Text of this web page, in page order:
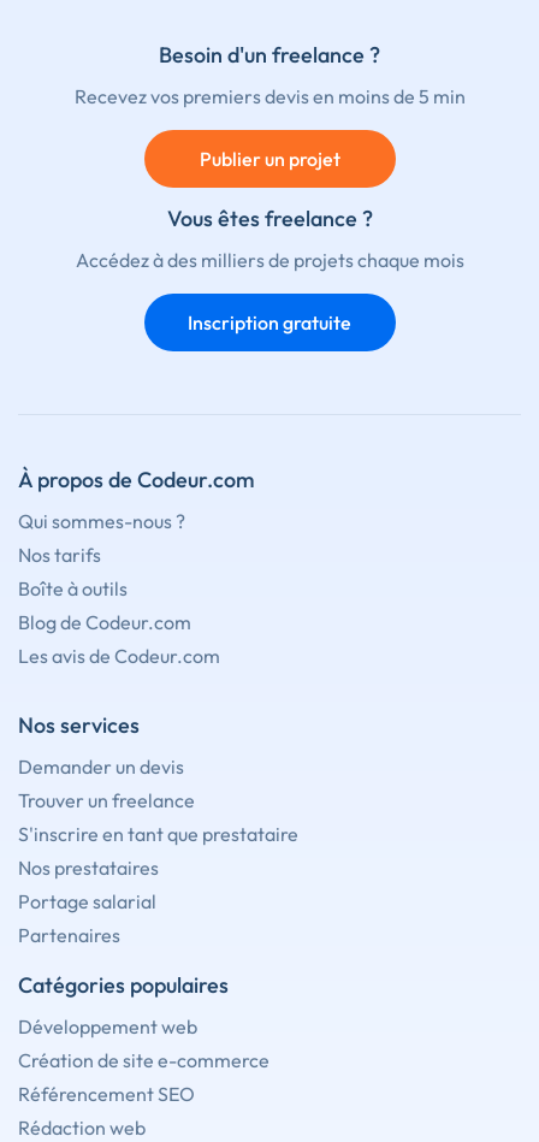
Besoin d'un freelance ?
Recevez vos premiers devis en moins de 5 min
Publier un projet
Vous êtes freelance ?
Accédez à des milliers de projets chaque mois
Inscription gratuite
À propos de Codeur.com
Qui sommes-nous ?
Nos tarifs
Boîte à outils
Blog de Codeur.com
Les avis de Codeur.com
Nos services
Demander un devis
Trouver un freelance
S'inscrire en tant que prestataire
Nos prestataires
Portage salarial
Partenaires
Catégories populaires
Développement web
Création de site e-commerce
Référencement SEO
Rédaction web